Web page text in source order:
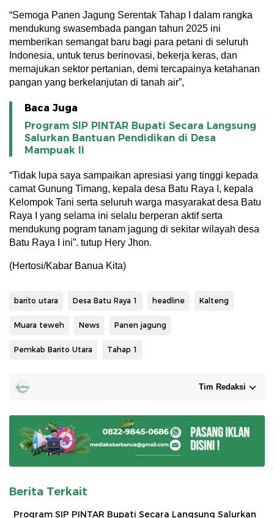
“Semoga Panen Jagung Serentak Tahap I dalam rangka
mendukung swasembada pangan tahun 2025 ini
memberikan semangat baru bagi para petani di seluruh
Indonesia, untuk terus berinovasi, bekerja keras, dan
memajukan sektor pertanian, demi tercapainya ketahanan
pangan yang berkelanjutan di tanah air”,
Baca Juga
Program SIP PINTAR Bupati Secara Langsung
Salurkan Bantuan Pendidikan di Desa
Mampuak ll
“Tidak lupa saya sampaikan apresiasi yang tinggi kepada
camat Gunung Timang, kepala desa Batu Raya I, kepala
Kelompok Tani serta seluruh warga masyarakat desa Batu
Raya I yang selama ini selalu berperan aktif serta
mendukung pogram tanam jagung di sekitar wilayah desa
Batu Raya I ini”. tutup Hery Jhon.
(Hertosi/Kabar Banua Kita)
barito utara Desa Batu Raya 1 headline Kalteng
Muara teweh News Panen jagung
Pemkab Barito Utara Tahap 1
Tim Redaksi
Berita Terkait
Program SIP PINTAR Bupati Secara Langsung Salurkan